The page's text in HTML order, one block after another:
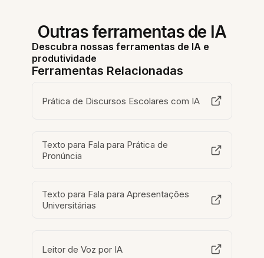
Outras ferramentas de IA
Descubra nossas ferramentas de IA e
produtividade
Ferramentas Relacionadas
Prática de Discursos Escolares com IA
Texto para Fala para Prática de
Pronúncia
Texto para Fala para Apresentações
Universitárias
Leitor de Voz por IA